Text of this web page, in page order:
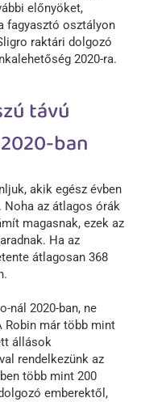
előnyöket,
fagyasztó osztályon
raktári dolgozó
2020-ra.
távú
ban
akik egész évben
az átlagos órák
magasnak, ezek az
Ha az
átlagosan 368
nál 2020-ban, ne
Robin már több mint
állások
rendelkezünk az
több mint 200
emberektől,